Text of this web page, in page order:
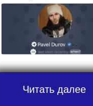
Читать далее